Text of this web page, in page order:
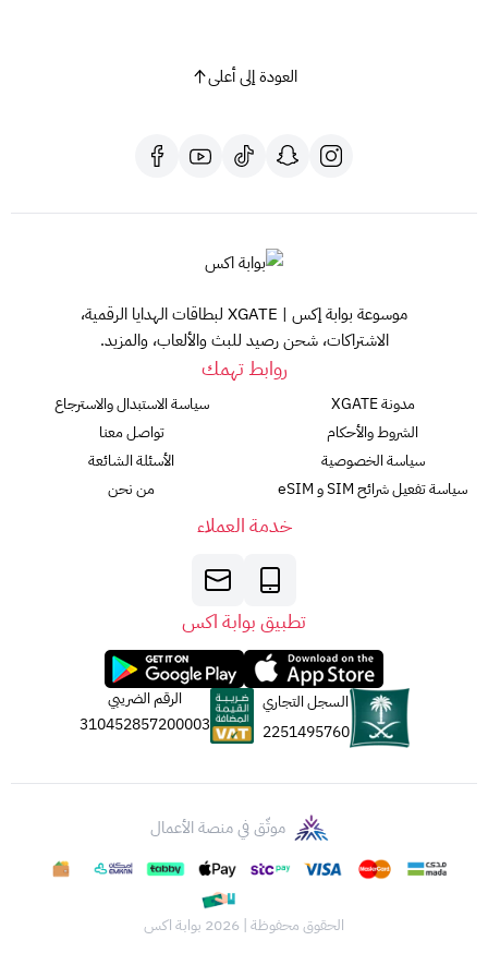
العودة إلى أعلى
موسوعة بوابة إكس | XGATE لبطاقات الهدايا الرقمية،
الاشتراكات، شحن رصيد للبث والألعاب، والمزيد.
روابط تهمك
مدونة XGATE
الشروط والأحكام
سياسة الخصوصية
سياسة تفعيل شرائح SIM و eSIM
سياسة الاستبدال والاسترجاع
تواصل معنا
الأسئلة الشائعة
من نحن
خدمة العملاء
تطبيق بوابة اكس
السجل التجاري
2251495760
الرقم الضريبي
310452857200003
موثّق في منصة الأعمال
الحقوق محفوظة | 2026 بوابة اكس